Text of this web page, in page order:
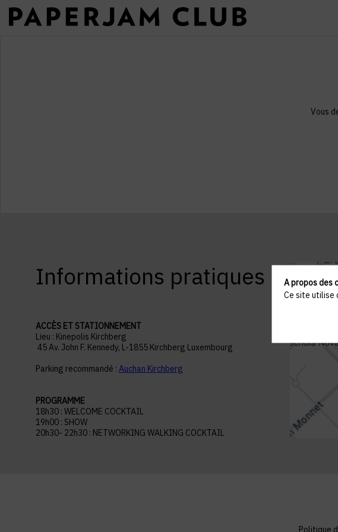
Vous
Informations pratiques
ACCÈS ET STATIONNEMENT
Lieu : Kinepolis Kirchberg
45 Av. John F. Kennedy, L-1855 Kirchberg Luxembourg
Parking recommandé : Auchan Kirchberg
PROGRAMME
18h30 : WELCOME COCKTAIL
19h00 : SHOW
20h30- 22h30 : NETWORKING WALKING COCKTAIL
Politique
A propos des
Ce site utilise